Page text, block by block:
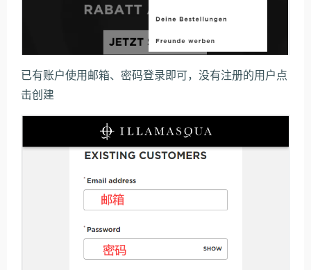
已有账户使用邮箱、密码登录即可，没有注册的用户点
击创建